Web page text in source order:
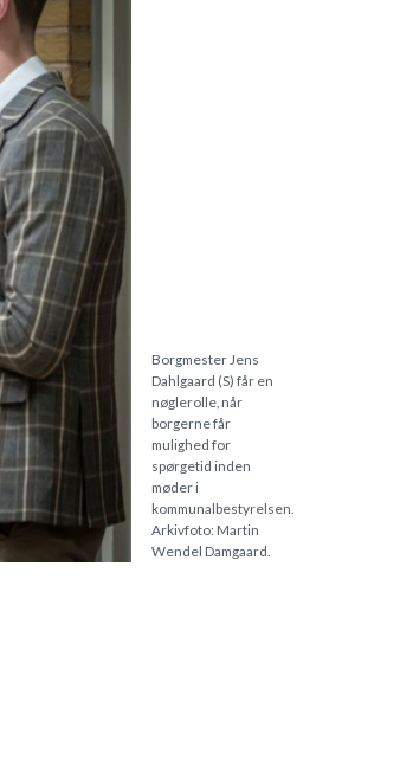
Borgmester Jens
Dahlgaard (S) får en
nøglerolle, når
borgerne får
mulighed for
spørgetid inden
møder i
kommunalbestyrelsen.
Arkivfoto: Martin
Wendel Damgaard.